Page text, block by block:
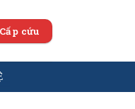
Cấp cứu